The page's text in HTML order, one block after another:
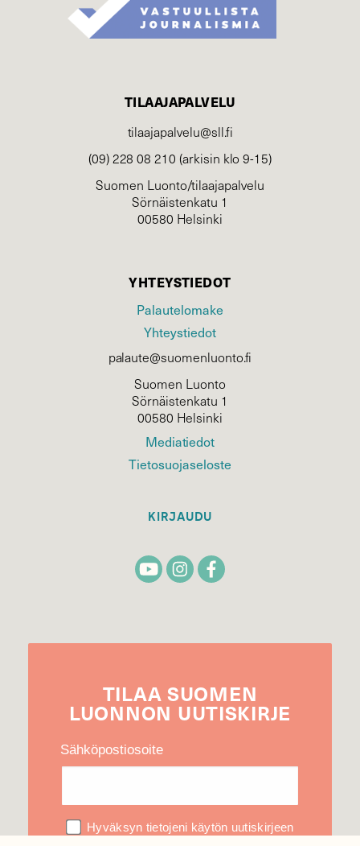
TILAAJAPALVELU
tilaajapalvelu@sll.fi
(09) 228 08 210 (arkisin klo 9-15)
Suomen Luonto/tilaajapalvelu
Sörnäistenkatu 1
00580 Helsinki
YHTEYSTIEDOT
Palautelomake
Yhteystiedot
palaute@suomenluonto.fi
Suomen Luonto
Sörnäistenkatu 1
00580 Helsinki
Mediatiedot
Tietosuojaseloste
KIRJAUDU
TILAA SUOMEN
LUONNON UUTIS­KIRJE
Sähköpostiosoite
Hyväksyn tietojeni käytön uutiskirjeen